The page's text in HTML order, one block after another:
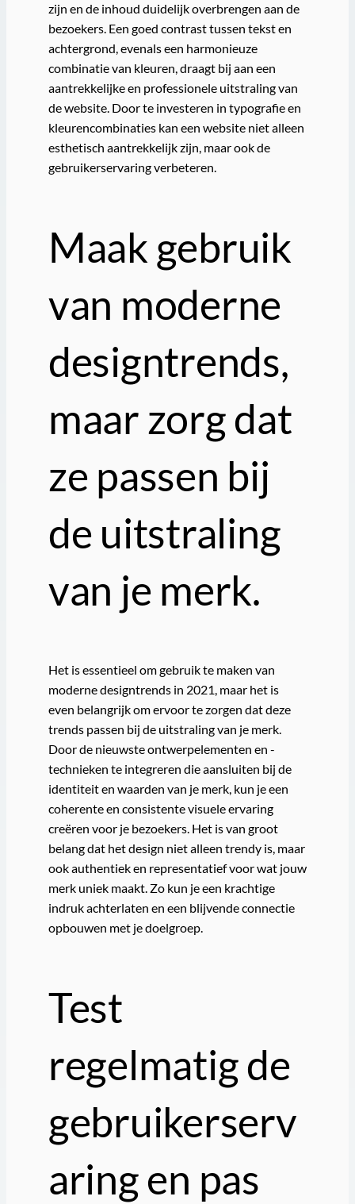
zijn en de inhoud duidelijk overbrengen aan de
bezoekers. Een goed contrast tussen tekst en
achtergrond, evenals een harmonieuze
combinatie van kleuren, draagt bij aan een
aantrekkelijke en professionele uitstraling van
de website. Door te investeren in typografie en
kleurencombinaties kan een website niet alleen
esthetisch aantrekkelijk zijn, maar ook de
gebruikerservaring verbeteren.
Maak gebruik
van moderne
designtrends,
maar zorg dat
ze passen bij
de uitstraling
van je merk.
Het is essentieel om gebruik te maken van
moderne designtrends in 2021, maar het is
even belangrijk om ervoor te zorgen dat deze
trends passen bij de uitstraling van je merk.
Door de nieuwste ontwerpelementen en -
technieken te integreren die aansluiten bij de
identiteit en waarden van je merk, kun je een
coherente en consistente visuele ervaring
creëren voor je bezoekers. Het is van groot
belang dat het design niet alleen trendy is, maar
ook authentiek en representatief voor wat jouw
merk uniek maakt. Zo kun je een krachtige
indruk achterlaten en een blijvende connectie
opbouwen met je doelgroep.
Test
regelmatig de
gebruikerserv
aring en pas